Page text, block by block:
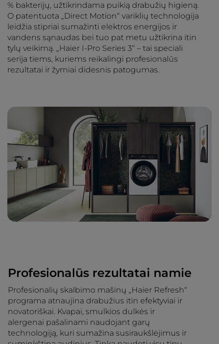
% bakterijų, užtikrindama puikią drabužių higieną.
O patentuota „Direct Motion“ variklių technologija
leidžia stipriai sumažinti elektros energijos ir
vandens sąnaudas bei tuo pat metu užtikrina itin
tylų veikimą. „Haier I-Pro Series 3“ – tai speciali
serija tiems, kuriems reikalingi profesionalūs
rezultatai ir žymiai didesnis patogumas.
Profesionalūs rezultatai namie
Profesionalių skalbimo mašinų „Haier Refresh“
programa atnaujina drabužius itin efektyviai ir
novatoriškai. Kvapai, smulkios dulkės ir
alergenai pašalinami naudojant garų
technologiją, kuri sumažina susiraukšlėjimus ir